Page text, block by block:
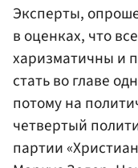
Эксперты,
в оценках, что
харизматичны и
стать во главе
потому на
четвертый
партии